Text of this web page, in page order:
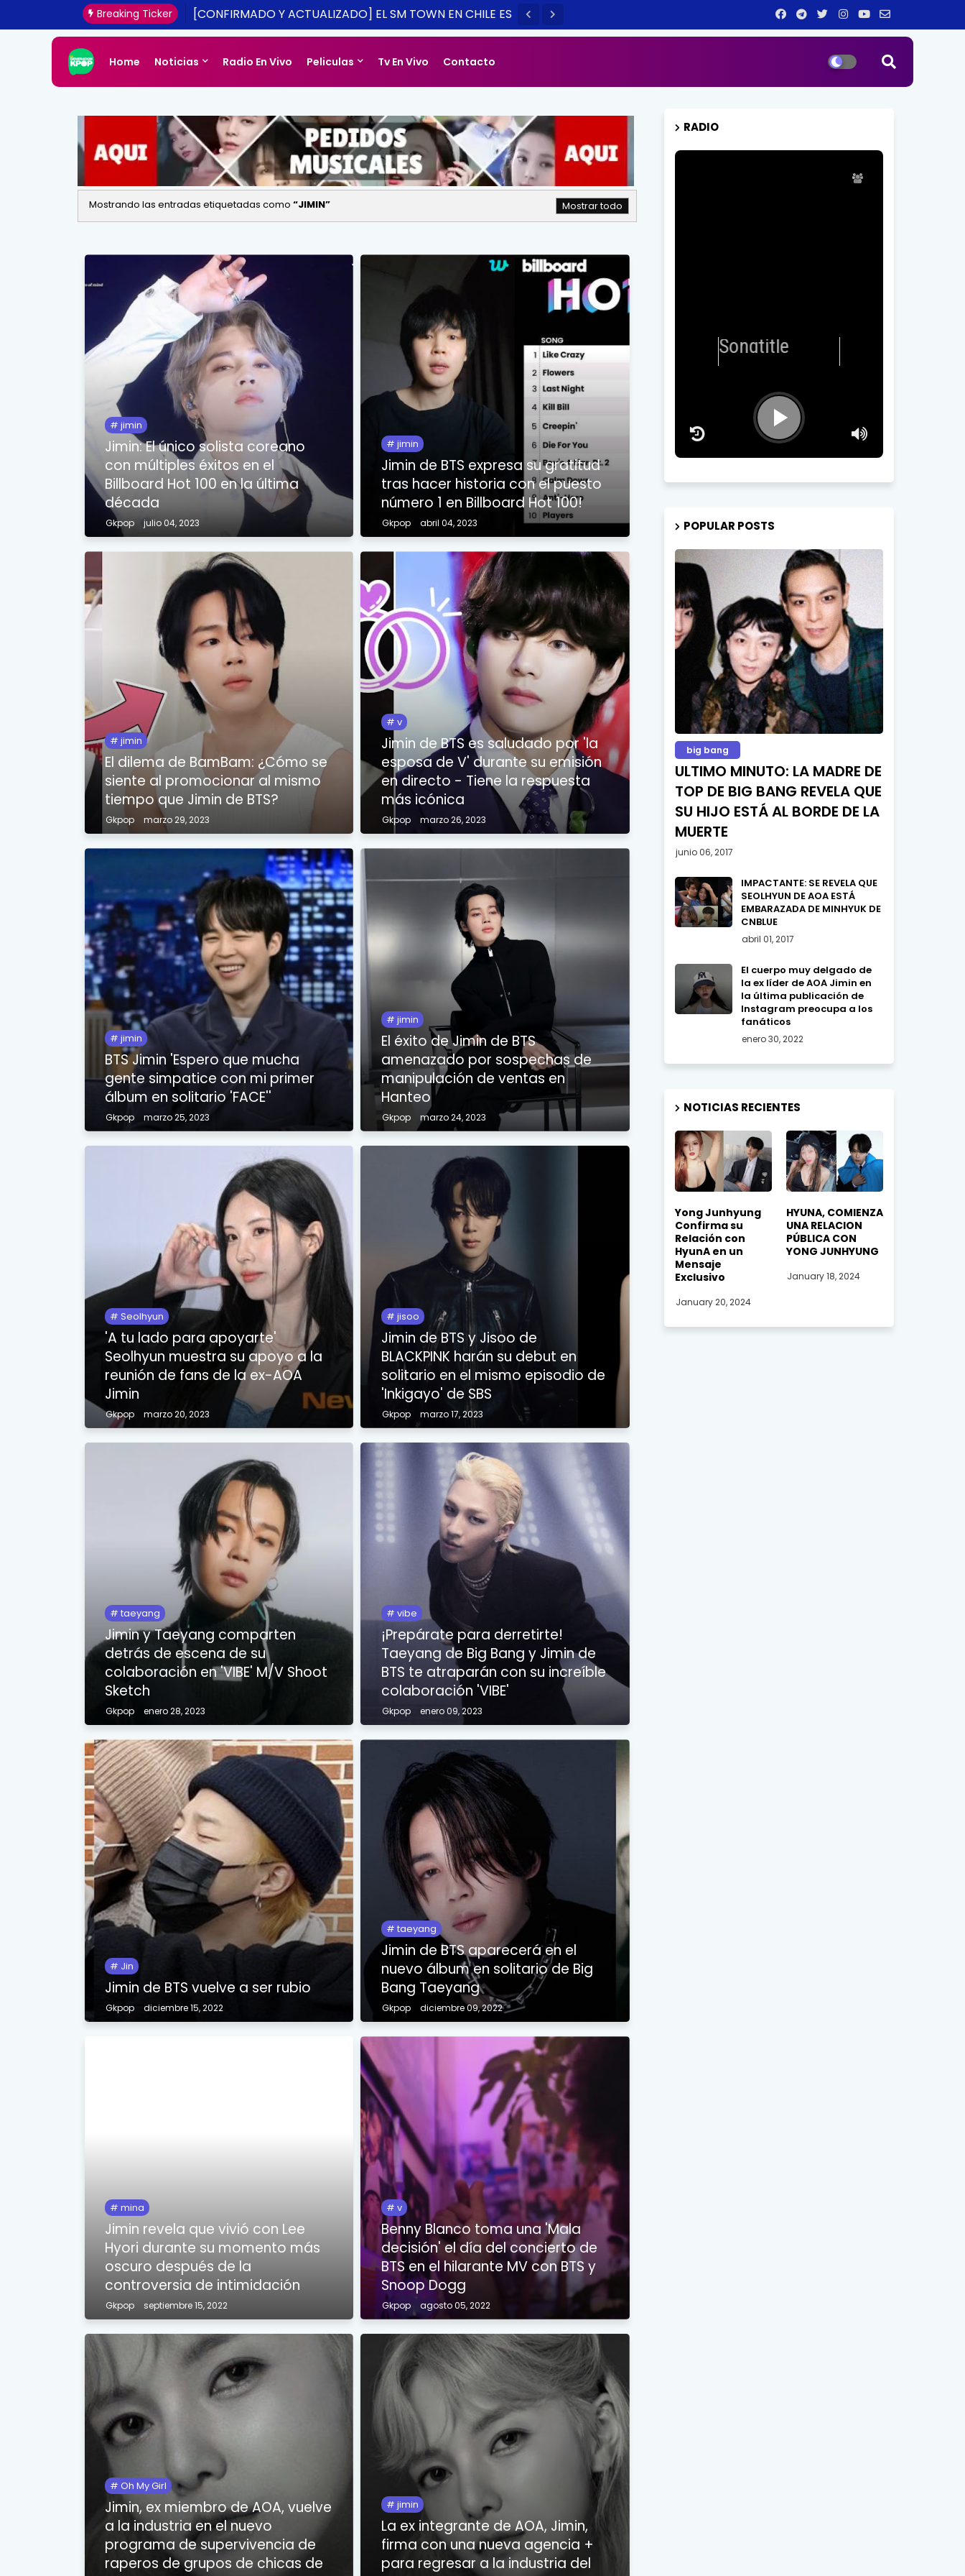
Breaking Ticker
[CONFIRMADO Y ACTUALIZADO] EL SM TOWN EN CHILE ES
UNA REALIDAD ESTE 2014
Home Noticias Radio En Vivo Peliculas Tv En Vivo Contacto
Mostrando las entradas etiquetadas como JIMIN Mostrar todo
jimin
Jimin: El único solista coreano
con múltiples éxitos en el
Billboard Hot 100 en la última
década
Gkpop julio 04, 2023
jimin
Jimin de BTS expresa su gratitud
tras hacer historia con el puesto
número 1 en Billboard Hot 100!
Gkpop abril 04, 2023
jimin
El dilema de BamBam: ¿Cómo se
siente al promocionar al mismo
tiempo que Jimin de BTS?
Gkpop marzo 29, 2023
v
Jimin de BTS es saludado por 'la
esposa de V' durante su emisión
en directo - Tiene la respuesta
más icónica
Gkpop marzo 26, 2023
jimin
BTS Jimin 'Espero que mucha
gente simpatice con mi primer
álbum en solitario 'FACE''
Gkpop marzo 25, 2023
jimin
El éxito de Jimin de BTS
amenazado por sospechas de
manipulación de ventas en
Hanteo
Gkpop marzo 24, 2023
Seolhyun
'A tu lado para apoyarte'
Seolhyun muestra su apoyo a la
reunión de fans de la ex-AOA
Jimin
Gkpop marzo 20, 2023
jisoo
Jimin de BTS y Jisoo de
BLACKPINK harán su debut en
solitario en el mismo episodio de
'Inkigayo' de SBS
Gkpop marzo 17, 2023
taeyang
Jimin y Taeyang comparten
detrás de escena de su
colaboración en 'VIBE' M/V Shoot
Sketch
Gkpop enero 28, 2023
vibe
¡Prepárate para derretirte!
Taeyang de Big Bang y Jimin de
BTS te atraparán con su increíble
colaboración 'VIBE'
Gkpop enero 09, 2023
Jin
Jimin de BTS vuelve a ser rubio
Gkpop diciembre 15, 2022
taeyang
Jimin de BTS aparecerá en el
nuevo álbum en solitario de Big
Bang Taeyang
Gkpop diciembre 09, 2022
mina
Jimin revela que vivió con Lee
Hyori durante su momento más
oscuro después de la
controversia de intimidación
Gkpop septiembre 15, 2022
v
Benny Blanco toma una 'Mala
decisión' el día del concierto de
BTS en el hilarante MV con BTS y
Snoop Dogg
Gkpop agosto 05, 2022
Oh My Girl
Jimin, ex miembro de AOA, vuelve
a la industria en el nuevo
programa de supervivencia de
raperos de grupos de chicas de
jimin
La ex integrante de AOA, Jimin,
firma con una nueva agencia +
para regresar a la industria del
RADIO
Artist Songtitle
POPULAR POSTS
big bang
ULTIMO MINUTO: LA MADRE DE
TOP DE BIG BANG REVELA QUE
SU HIJO ESTÁ AL BORDE DE LA
MUERTE
junio 06, 2017
IMPACTANTE: SE REVELA QUE
SEOLHYUN DE AOA ESTÁ
EMBARAZADA DE MINHYUK DE
CNBLUE
abril 01, 2017
El cuerpo muy delgado de
la ex líder de AOA Jimin en
la última publicación de
Instagram preocupa a los
fanáticos
enero 30, 2022
NOTICIAS RECIENTES
Yong Junhyung
Confirma su
Relación con
HyunA en un
Mensaje
Exclusivo
January 20, 2024
HYUNA, COMIENZA
UNA RELACION
PÚBLICA CON
YONG JUNHYUNG
January 18, 2024